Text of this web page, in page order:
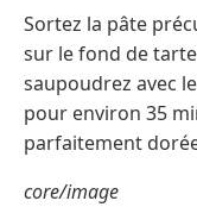
Sortez la pâte
sur le fond de
saupoudrez avec
pour environ 35
parfaitement
core/image